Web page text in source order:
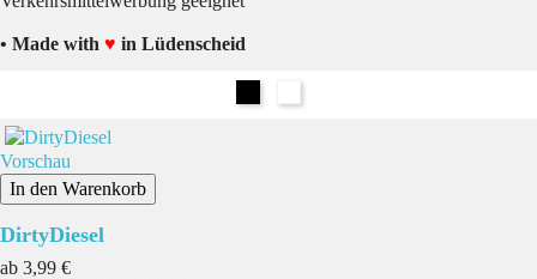
• Made with ♥ in Lüdenscheid
Vorschau
In den Warenkorb
DirtyDiesel
ab Preis
3,99 €